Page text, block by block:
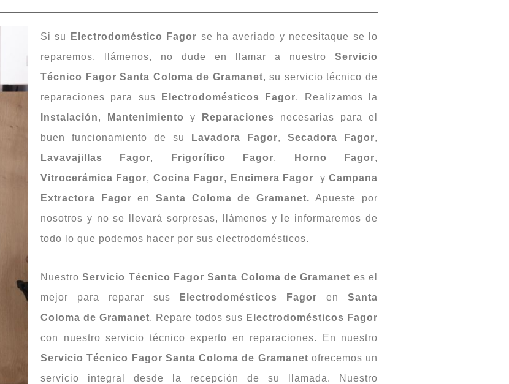
Si su Electrodoméstico Fagor se ha averiado y necesitaque se lo
reparemos, llámenos, no dude en llamar a nuestro Servicio
Técnico Fagor Santa Coloma de Gramanet, su servicio técnico de
reparaciones para sus
Electrodomésticos Fagor. Realizamos la
Instalación, Mantenimiento y Reparaciones necesarias para el
buen funcionamiento de su
Lavadora Fagor, Secadora Fagor,
Lavavajillas Fagor, Frigorífico Fagor, Horno Fagor,
Vitrocerámica Fagor, Cocina Fagor, Encimera Fagor y Campana
Extractora Fagor en Santa Coloma de Gramanet.Apueste por
nosotros y no se llevará sorpresas, llámenos y le informaremos de
todo lo que podemos hacer por sus electrodomésticos.
NuestroServicio Técnico Fagor Santa Coloma de Gramanet es el
mejor para reparar sus
Electrodomésticos Fagor enSanta
Coloma de Gramanet. Repare todos sus Electrodomésticos Fagor
con nuestro servicio técnico experto en reparaciones. En nuestro
Servicio Técnico Fagor Santa Coloma de Gramanet ofrecemos un
servicio integral desde la recepción de su llamada. Nuestro